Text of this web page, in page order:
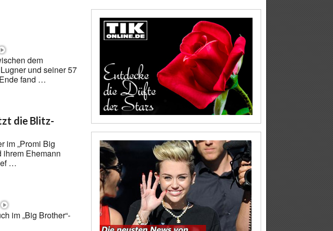
dem
und seiner 57
fand …
die Blitz-
im „Promi Big
ihrem Ehemann
…
im „Big Brother“-